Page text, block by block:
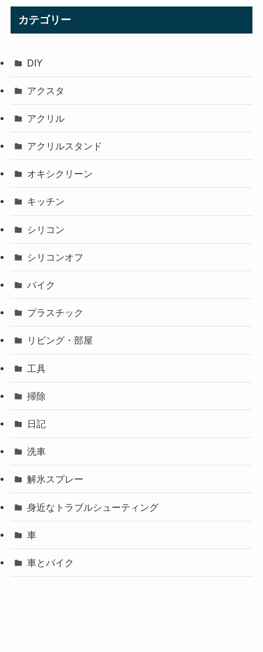
カテゴリー
DIY
アクスタ
アクリル
アクリルスタンド
オキシクリーン
キッチン
シリコン
シリコンオフ
バイク
プラスチック
リビング・部屋
工具
掃除
日記
洗車
解氷スプレー
身近なトラブルシューティング
車
車とバイク